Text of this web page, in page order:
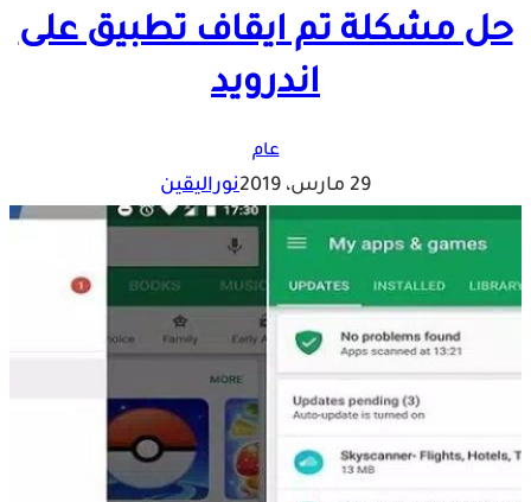
حل مشكلة تم ايقاف تطبيق على
اندرويد
عام
29 مارس، 2019 نوراليقين